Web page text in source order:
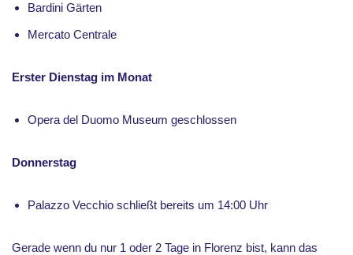
Bardini Gärten
Mercato Centrale
Erster Dienstag im Monat
Opera del Duomo Museum geschlossen
Donnerstag
Palazzo Vecchio schließt bereits um 14:00 Uhr
Gerade wenn du nur 1 oder 2 Tage in Florenz bist, kann das